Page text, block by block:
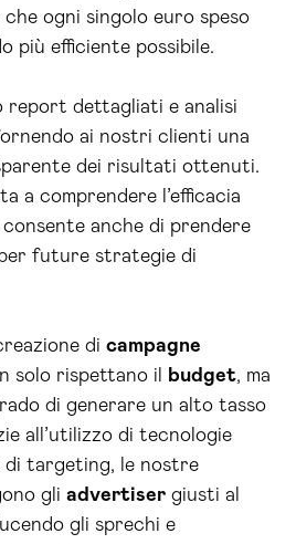
ogni singolo euro speso
più efficiente possibile.
report dettagliati e analisi
ai nostri clienti una
dei risultati ottenuti.
a comprendere l’efficacia
consente anche di prendere
future strategie di
di campagne
solo rispettano il
budget, ma
di generare un alto tasso
all’utilizzo di tecnologie
di targeting, le nostre
gli advertiser giusti al
gli sprechi e